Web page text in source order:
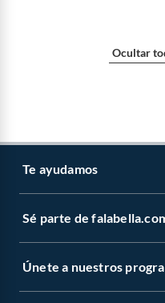
Sensor de imagen
Ocultar
Te ayudamos
Atención por WhatsApp
Sé parte de
Trabaja con nosotros
Únete a nuestros